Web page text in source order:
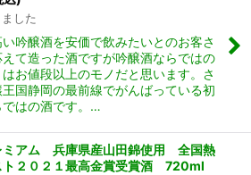
した
吟醸酒を安価で飲みたいとのお客さ
えて造った酒ですが吟醸酒ならではの
お値段以上のモノだと思います。さ
国静岡の最前線でがんばっている初
ではの酒です。…
アム 兵庫県産山田錦使用 全国熱
ト２０２１最高金賞受賞酒 720ml